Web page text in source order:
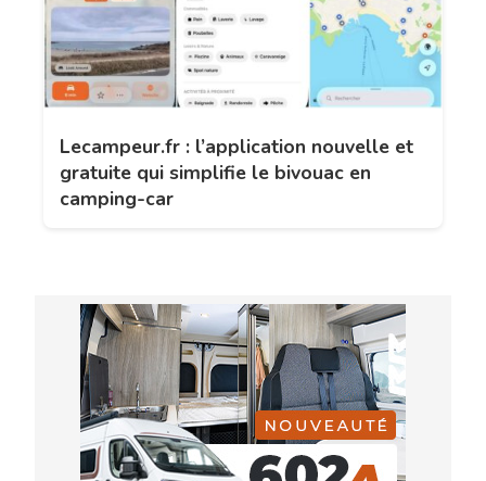
Lecampeur.fr : l’application nouvelle et
gratuite qui simplifie le bivouac en
camping-car